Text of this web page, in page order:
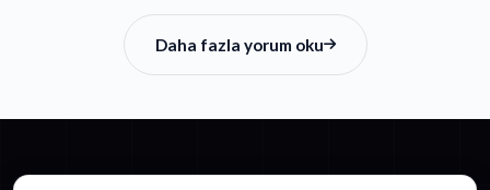
Daha fazla yorum oku